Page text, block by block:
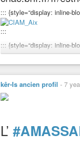
Télécharger ce
#Documentaires
#Science #Technologie
::: {style=“display: inline-
:::
::: {style=“display: inline-
[
]
{.Emoji
.Emoji–forText} “Le
#contemporain
ou “nouveau cirque” !
kêr-Is ancien profil - 7
L’